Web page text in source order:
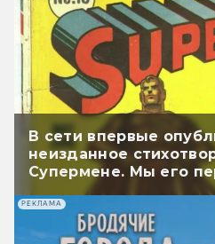
В сети впервые
неизданное
Супермене. Мы его
РЕКЛАМА